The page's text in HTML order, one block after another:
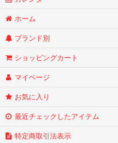
ホーム
ブランド別
ショッピングカート
マイページ
お気に入り
最近チェックしたアイテム
特定商取引法表示